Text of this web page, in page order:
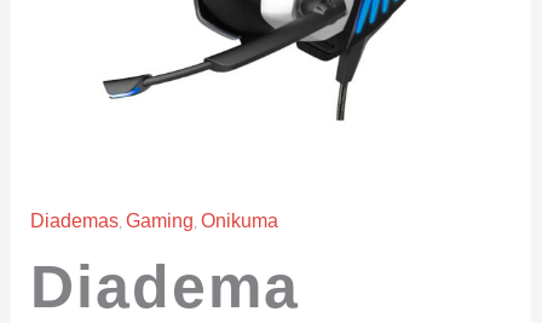
Diademas, Gaming Onikuma
Diadema